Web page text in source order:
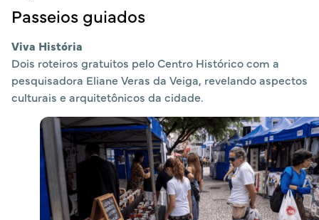
Passeios guiados
Viva História
Dois roteiros gratuitos pelo Centro Histórico com a
pesquisadora Eliane Veras da Veiga, revelando aspectos
culturais e arquitetônicos da cidade.